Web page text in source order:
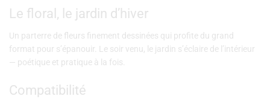
Le floral, le jardin d’hiver
Un parterre de fleurs finement dessinées qui profite du grand
format pour s’épanouir. Le soir venu, le jardin s’éclaire de l’intérieur
— poétique et pratique à la fois.
Compatibilité